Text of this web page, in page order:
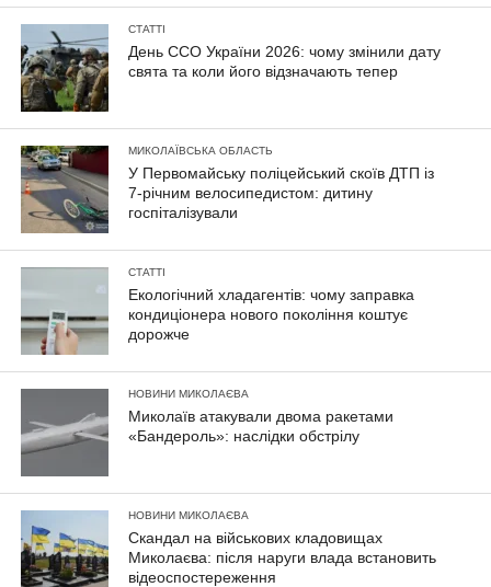
СТАТТІ
День ССО України 2026: чому змінили дату
свята та коли його відзначають тепер
МИКОЛАЇВСЬКА ОБЛАСТЬ
У Первомайську поліцейський скоїв ДТП із
7-річним велосипедистом: дитину
госпіталізували
СТАТТІ
Екологічний хладагентів: чому заправка
кондиціонера нового покоління коштує
дорожче
НОВИНИ МИКОЛАЄВА
Миколаїв атакували двома ракетами
«Бандероль»: наслідки обстрілу
НОВИНИ МИКОЛАЄВА
Скандал на військових кладовищах
Миколаєва: після наруги влада встановить
відеоспостереження